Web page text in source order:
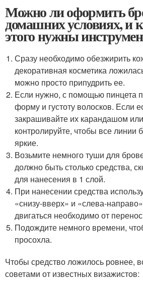
Можно ли оформить
домашних условиях, и
этого нужны
Сразу необходимо обезжирить
декоративная косметика
можно просто припудрить ее.
Если нужно, с помощью пинцета
форму и густоту волосков. Если
закрашивайте их карандашом
контролируйте, чтобы все линии
яркие.
Возьмите немного туши для
должно быть столько средства,
для нанесения в 1 слой.
При нанесении средства
«снизу-вверх» и «слева-
двигаться необходимо от
Подождите немного времени,
просохла.
Чтобы средство ложилось ровнее,
советами от известных визажистов: